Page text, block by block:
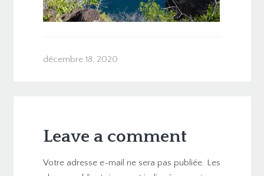
décembre 18, 2020
Leave a comment
Votre adresse e-mail ne sera pas publiée. Les